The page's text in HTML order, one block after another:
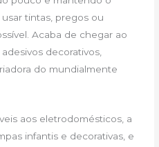
tintas, pregos ou
Acaba de chegar ao
decorativos,
do mundialmente
aos eletrodomésticos, a
infantis e decorativas, e